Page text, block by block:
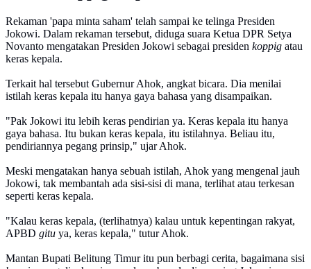
Rekaman 'papa minta saham' telah sampai ke telinga Presiden
Jokowi. Dalam rekaman tersebut, diduga suara Ketua DPR Setya
Novanto mengatakan Presiden Jokowi sebagai presiden koppig atau
keras kepala.
Terkait hal tersebut Gubernur Ahok, angkat bicara. Dia menilai
istilah keras kepala itu hanya gaya bahasa yang disampaikan.
"Pak Jokowi itu lebih keras pendirian ya. Keras kepala itu hanya
gaya bahasa. Itu bukan keras kepala, itu istilahnya. Beliau itu,
pendiriannya pegang prinsip," ujar Ahok.
Meski mengatakan hanya sebuah istilah, Ahok yang mengenal jauh
Jokowi, tak membantah ada sisi-sisi di mana, terlihat atau terkesan
seperti keras kepala.
"Kalau keras kepala, (terlihatnya) kalau untuk kepentingan rakyat,
APBD gitu ya, keras kepala," tutur Ahok.
Mantan Bupati Belitung Timur itu pun berbagi cerita, bagaimana sisi